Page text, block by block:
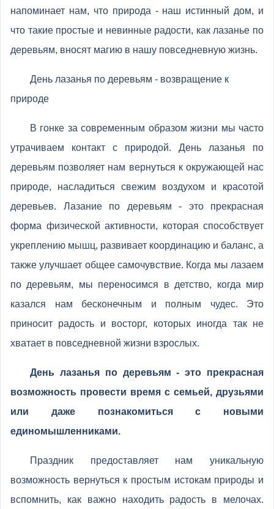
напоминает нам, что природа - наш истинный дом, и
что такие простые и невинные радости, как лазанье по
деревьям, вносят магию в нашу повседневную жизнь.
День лазанья по деревьям - возвращение к
природе
В гонке за современным образом жизни мы часто
утрачиваем контакт с природой. День лазанья по
деревьям позволяет нам вернуться к окружающей нас
природе, насладиться свежим воздухом и красотой
деревьев. Лазание по деревьям - это прекрасная
форма физической активности, которая способствует
укреплению мышц, развивает координацию и баланс, а
также улучшает общее самочувствие. Когда мы лазаем
по деревьям, мы переносимся в детство, когда мир
казался нам бесконечным и полным чудес. Это
приносит радость и восторг, которых иногда так не
хватает в повседневной жизни взрослых.
День лазанья по деревьям - это прекрасная
возможность провести время с семьей, друзьями
или даже познакомиться с новыми
единомышленниками.
Праздник предоставляет нам уникальную
возможность вернуться к простым истокам природы и
вспомнить, как важно находить радость в мелочах.